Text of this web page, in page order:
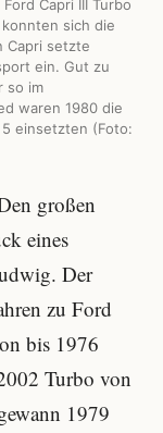
Capri III Turbo
konnten sich die
Capri setzte
ein. Gut zu
so im
waren 1980 die
einsetzten (Foto:
großen
eines
Der
zu Ford
bis 1976
Turbo von
1979